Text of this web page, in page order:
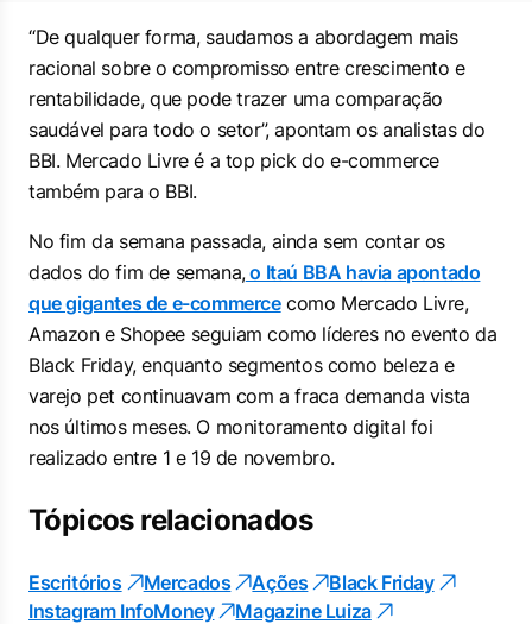
“De qualquer forma, saudamos a abordagem mais
racional sobre o compromisso entre crescimento e
rentabilidade, que pode trazer uma comparação
saudável para todo o setor”, apontam os analistas do
BBI. Mercado Livre é a top pick do e-commerce
também para o BBI.
No fim da semana passada, ainda sem contar os
dados do fim de semana,o Itaú BBA havia apontado
que gigantes de e-commercecomo Mercado Livre,
Amazon e Shopee seguiam como líderes no evento da
Black Friday, enquanto segmentos como beleza e
varejo pet continuavam com a fraca demanda vista
nos últimos meses. O monitoramento digital foi
realizado entre 1 e 19 de novembro.
Tópicos relacionados
Escritórios Mercados Ações
Black Friday
Instagram InfoMoney
Magazine Luiza